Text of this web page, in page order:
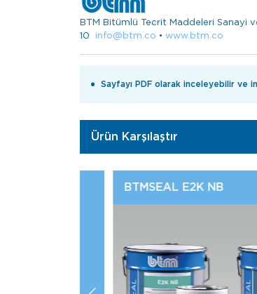
BTM Bitümlü Tecrit Maddeleri Sanayi
10 info@btm.co • www.btm.co
Sayfayı PDF olarak inceleyebilir ve
Ürün Karşılaştır
Bitüsol BTS 100